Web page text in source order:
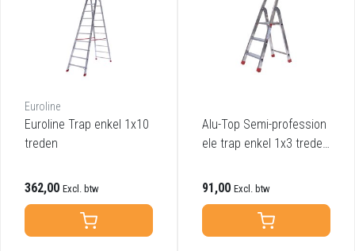
Euroline
Euroline Trap enkel 1x10
treden
362,00 Excl. btw
Alu-Top Semi-profession
ele trap enkel 1x3 treden
91,00 Excl. btw